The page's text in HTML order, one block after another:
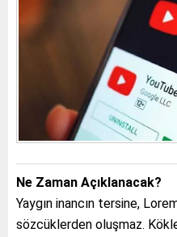
Ne Zaman Açıklanacak?
Yaygın inancın tersine,
sözcüklerden oluşmaz.